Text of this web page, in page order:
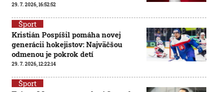
29. 7. 2026, 16:52:52
Šport
Kristián Pospíšil pomáha novej
generácii hokejistov: Najväčšou
odmenou je pokrok detí
29. 7. 2026, 12:22:14
Šport